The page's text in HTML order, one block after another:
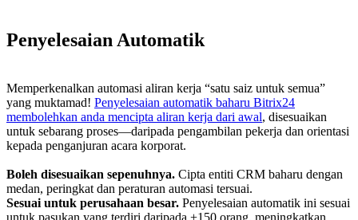
Penyelesaian Automatik
Memperkenalkan automasi aliran kerja “satu saiz untuk semua”
yang muktamad! Penyelesaian automatik baharu Bitrix24
membolehkan anda mencipta aliran kerja dari awal, disesuaikan
untuk sebarang proses—daripada pengambilan pekerja dan orientasi
kepada penganjuran acara korporat.
Boleh disesuaikan sepenuhnya. Cipta entiti CRM baharu dengan
medan, peringkat dan peraturan automasi tersuai.
Sesuai untuk perusahaan besar. Penyelesaian automatik ini sesuai
untuk pasukan yang terdiri daripada +150 orang, meningkatkan